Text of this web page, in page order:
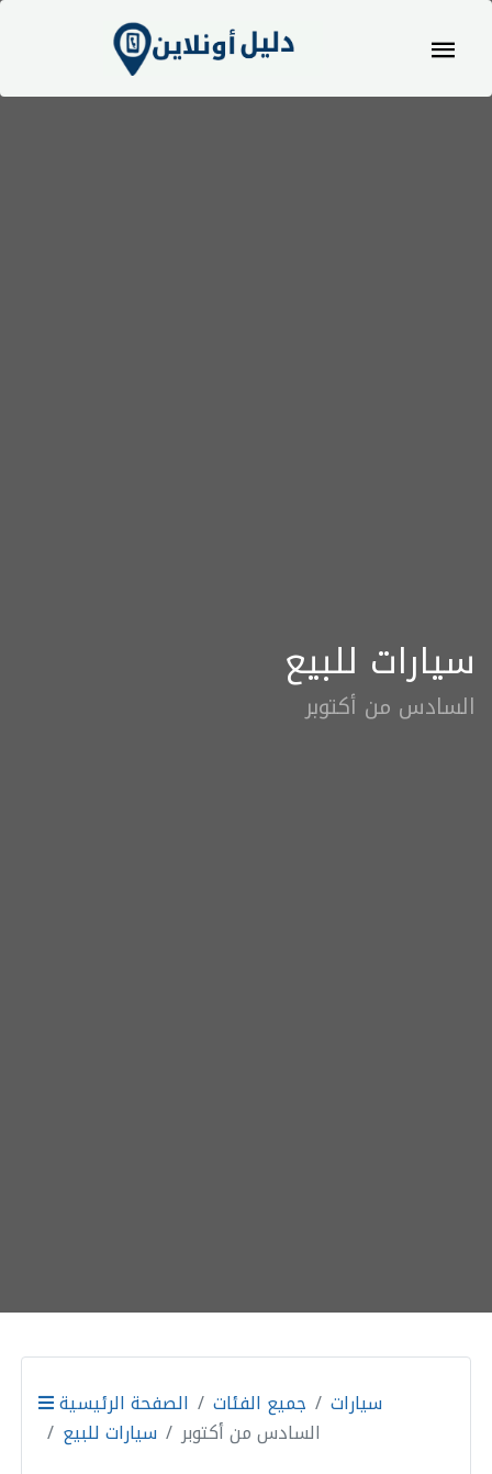
سيارات للبيع
السادس من أكتوبر
الصفحة الرئيسية جميع الفئات
سيارات
سيارات للبيع
السادس من أكتوبر